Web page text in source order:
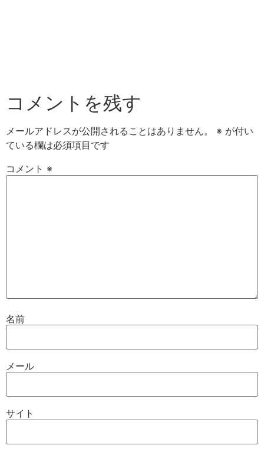
コメントを残す
メールアドレスが公開されることはありません。 ※ が付い
ている欄は必須項目です
コメント ※
名前
メール
サイト